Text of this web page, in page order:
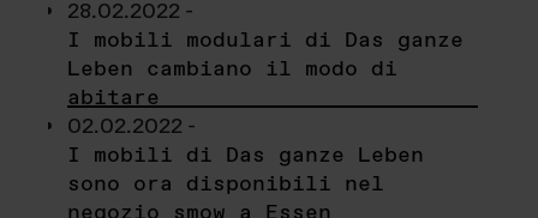
28.02.2022 -
I mobili modulari di Das ganze
Leben cambiano il modo di
abitare
02.02.2022 -
I mobili di Das ganze Leben
sono ora disponibili nel
negozio smow a Essen